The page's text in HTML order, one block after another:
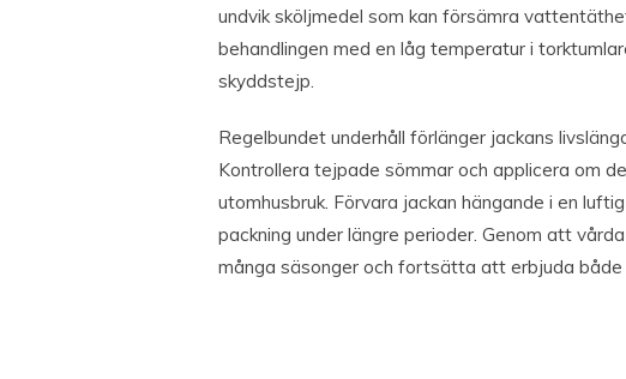
undvik sköljmedel som kan försämra
behandlingen med en låg temperatur i
skyddstejp.
Regelbundet underhåll förlänger jackans
Kontrollera tejpade sömmar och applicera om
utomhusbruk. Förvara jackan hängande i en
packning under längre perioder. Genom att
många säsonger och fortsätta att erbjuda både